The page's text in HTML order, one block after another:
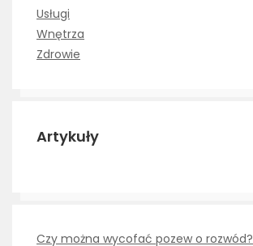
Usługi
Wnętrza
Zdrowie
Artykuły
Czy można wycofać pozew o rozwód?